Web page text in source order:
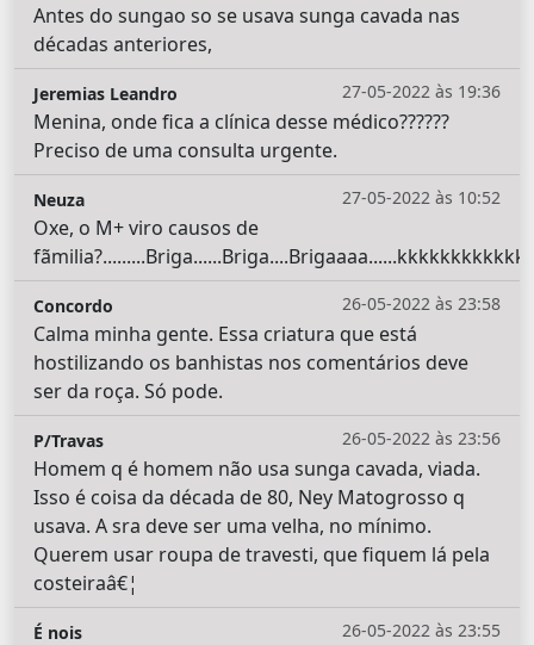
Antes do sungao so se usava sunga cavada nas
décadas anteriores,
27-05-2022 às 19:36
Jeremias Leandro
Menina, onde fica a clínica desse médico??????
Preciso de uma consulta urgente.
27-05-2022 às 10:52
Neuza
Oxe, o M+ viro causos de
26-05-2022 às 23:58
Concordo
Calma minha gente. Essa criatura que está
hostilizando os banhistas nos comentários deve
ser da roça. Só pode.
26-05-2022 às 23:56
P/Travas
Homem q é homem não usa sunga cavada, viada.
Isso é coisa da década de 80, Ney Matogrosso q
usava. A sra deve ser uma velha, no mínimo.
Querem usar roupa de travesti, que fiquem lá pela
costeiraâ€¦
26-05-2022 às 23:55
É nois